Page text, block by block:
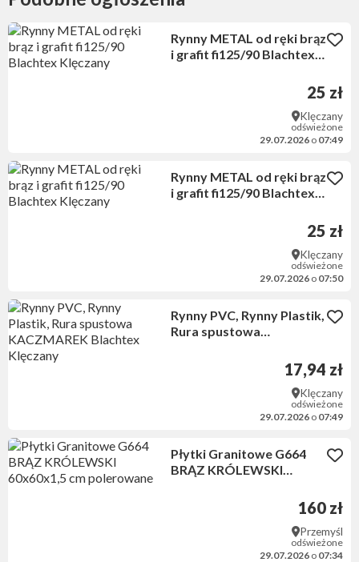
Rynny METAL od ręki brąz
i grafit fi125/90 Blachtex
25 zł
Klęczany
odświeżone
29.07.2026 o 07:49
Rynny METAL od ręki brąz
i grafit fi125/90 Blachtex
25 zł
Klęczany
odświeżone
29.07.2026 o 07:50
Rynny PVC, Rynny Plastik,
Rura spustowa
17,94 zł
Klęczany
odświeżone
29.07.2026 o 07:49
Płytki Granitowe G664
BRĄZ KRÓLEWSKI
160 zł
Przemyśl
odświeżone
29.07.2026 o 07:34